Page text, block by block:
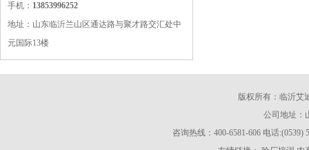
手机： 13853996252
地址：山东临沂兰山区通达路与聚才路交汇处中
元国际13楼
版权所有：临沂艾
公司地址：
咨询热线：400-6581-606 电话:(0539)